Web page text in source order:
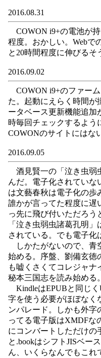
2016.08.31
COWON i9+の電池が
程度。おかしい。Webで
と20時間程度に伸びるそ
2016.09.02
COWON i9+のファーム
た。起動にえらく時間が
ータベース更新機能追加
時毎回チェックするよ
COWONのサイトにはな
2016.09.05
酒見賢一の「泣き虫弱
んだ。電子化されていな
は文藝春秋は電子化の歩
誰かが言ってた程度に遅
っ先に飛び付いただろう
「泣き虫弱虫諸葛孔明
されている。でも電子化
しかたがないので、青
始める。序盤、劉備玄徳
も嘘くさくてコレジャナ
秘本三国志を読み始める。
KindleはEPUBと同じ
字を使う必要がほぼなく
ンパレード。しかも外字
ってる電子版はXMDFな
にコンバートしただけ
と.bookはシフトJISベー
ん、いくらなんでもこれ